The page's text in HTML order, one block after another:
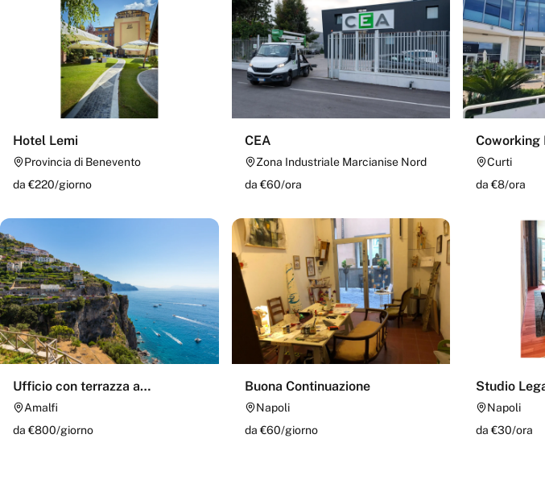
Hotel Lemi
Provincia di Benevento
da €220/giorno
CEA
Zona Industriale Marcianise Nord
da €60/ora
Coworking
Curti
da €8/ora
Ufficio con terrazza a
strapiombo sul mare
Amalfi
da €800/giorno
Buona Continuazione
Napoli
da €60/giorno
Studio
Simone
Napoli
da €30/ora